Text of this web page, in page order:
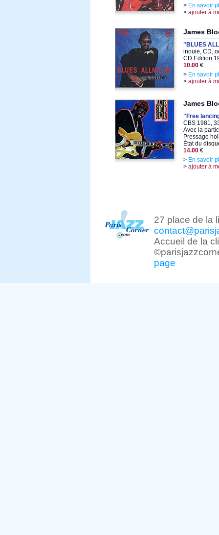
> En savoir
> ajouter à
James
"BLUES
inouie, CD,
CD Edition
10.00 €
> En savoir
> ajouter à
James
"Free
CBS 1981,
Avec la
Pressage
État du
14.00 €
> En savoir
> ajouter à
27 place de la
Accueil de la
page